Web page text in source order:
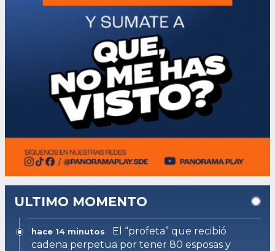
ULTIMO MOMENTO
hace 14 minutos
El “profeta” que recibió
cadena perpetua por tener 80 esposas y